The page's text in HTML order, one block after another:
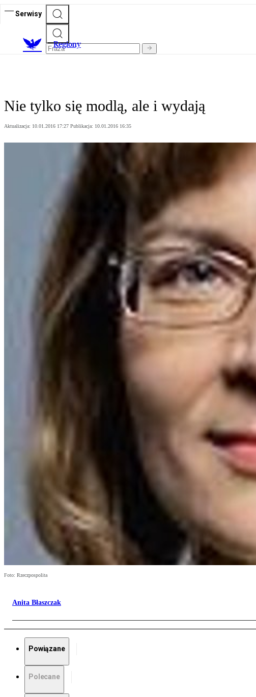
Serwisy
Regiony
Nie tylko się modlą, ale i wydają
Aktualizacja: 10.01.2016 17:27 Publikacja: 10.01.2016 16:35
Foto: Rzeczpospolita
Anita Błaszczak
Powiązane
Polecane